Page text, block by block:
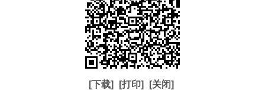
[下载] [打印] [关闭]